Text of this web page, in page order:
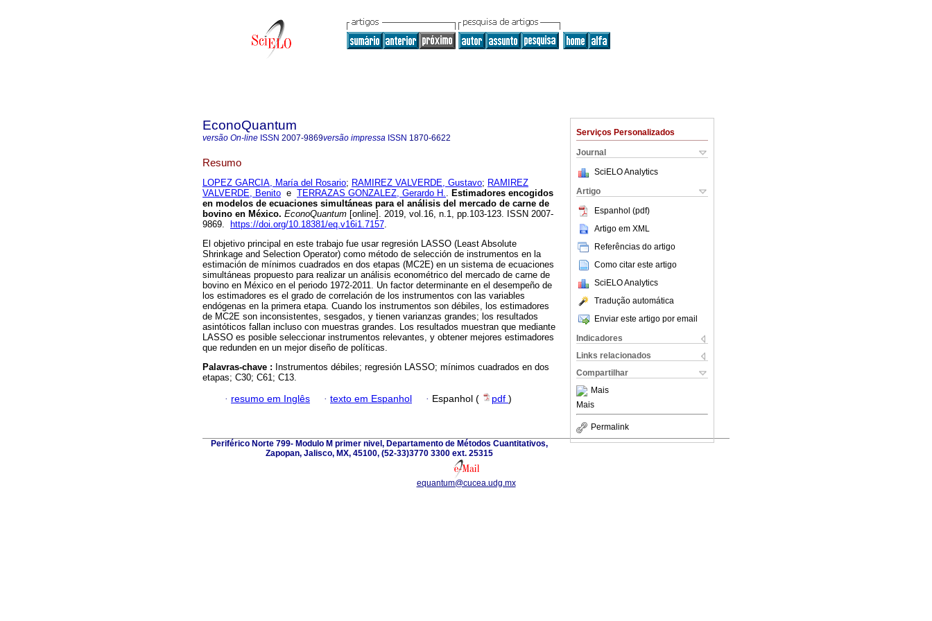
Serviços Personalizados
Journal
SciELO Analytics
Artigo
Espanhol (pdf)
Artigo em XML
Referências do artigo
Como citar este artigo
SciELO Analytics
Tradução automática
Enviar este artigo por email
Indicadores
Links relacionados
Compartilhar
Mais
Mais
Permalink
EconoQuantum
versão On-line ISSN 2007-9869versão impressa ISSN 1870-6622
Resumo
LOPEZ GARCIA, María del Rosario; RAMIREZ VALVERDE, Gustavo; RAMIREZ
VALVERDE, Benito e TERRAZAS GONZALEZ, Gerardo H.. Estimadores encogidos
en modelos de ecuaciones simultáneas para el análisis del mercado de carne de
bovino en México. EconoQuantum [online]. 2019, vol.16, n.1, pp.103-123. ISSN 2007-
9869.
https://doi.org/10.18381/eq.v16i1.7157.
El objetivo principal en este trabajo fue usar regresión LASSO (Least Absolute
Shrinkage and Selection Operator) como método de selección de instrumentos en la
estimación de mínimos cuadrados en dos etapas (MC2E) en un sistema de ecuaciones
simultáneas propuesto para realizar un análisis econométrico del mercado de carne de
bovino en México en el periodo 1972-2011. Un factor determinante en el desempeño de
los estimadores es el grado de correlación de los instrumentos con las variables
endógenas en la primera etapa. Cuando los instrumentos son débiles, los estimadores
de MC2E son inconsistentes, sesgados, y tienen varianzas grandes; los resultados
asintóticos fallan incluso con muestras grandes. Los resultados muestran que mediante
LASSO es posible seleccionar instrumentos relevantes, y obtener mejores estimadores
que redunden en un mejor diseño de políticas.
Palavras-chave : Instrumentos débiles; regresión LASSO; mínimos cuadrados en dos
etapas; C30; C61; C13.
· resumo em Inglês · texto em Espanhol · Espanhol ( pdf )
Periférico Norte 799- Modulo M primer nivel, Departamento de Métodos Cuantitativos,
Zapopan, Jalisco, MX, 45100, (52-33)3770 3300 ext. 25315
equantum@cucea.udg.mx